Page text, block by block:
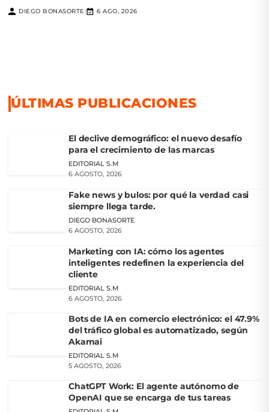
DIEGO BONASORTE| 6 AGO, 2026
ÚLTIMAS PUBLICACIONES
El declive demográfico: el nuevo desafío
para el crecimiento de las marcas
EDITORIAL S.M
6 AGOSTO, 2026
Fake news y bulos: por qué la verdad casi
siempre llega tarde.
DIEGO BONASORTE
6 AGOSTO, 2026
Marketing con IA: cómo los agentes
inteligentes redefinen la experiencia del
cliente
EDITORIAL S.M
6 AGOSTO, 2026
Bots de IA en comercio electrónico: el 47.9%
del tráfico global es automatizado, según
Akamai
EDITORIAL S.M
5 AGOSTO, 2026
ChatGPT Work: El agente autónomo de
OpenAI que se encarga de tus tareas